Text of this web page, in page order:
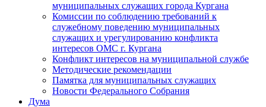
муниципальных служащих города Кургана
Комиссии по соблюдению требований к
служебному поведению муниципальных
служащих и урегулированию конфликта
интересов ОМС г. Кургана
Конфликт интересов на муниципальной службе
Методические рекомендации
Памятка для муниципальных служащих
Новости Федерального Cобрания
Дума